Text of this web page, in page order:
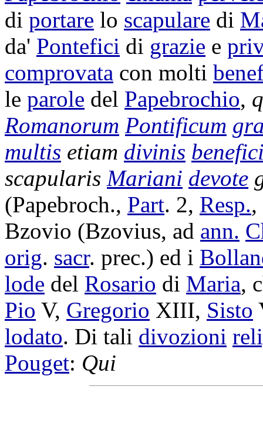
di portare lo scapulare di
da' Pontefici di grazie e
comprovata con molti
le parole del Papebrochio,
Romanorum Pontificum
multis etiam divinis
scapularis Mariani devote
(Papebroch., Part. 2, Resp.,
Bzovio (Bzovius, ad ann.
orig. sacr. prec.) ed i
lode del Rosario di Maria,
Pio V, Gregorio XIII, Sisto
lodato. Di tali divozioni
Pouget: Qui